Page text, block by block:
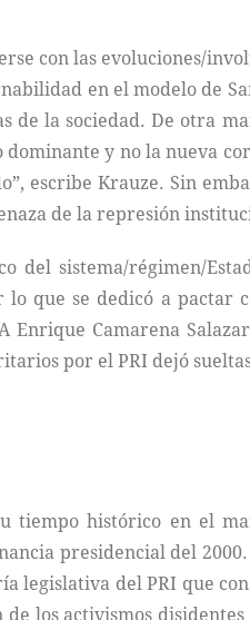
con las evoluciones/
en el modelo de
de la sociedad. De otra
y no la nueva
escribe Krauze. Sin
de la represión
del sistema/régimen/
que se dedicó a pactar
Enrique Camarena
por el PRI dejó
tiempo histórico en el
presidencial del
legislativa del PRI que
los activismos